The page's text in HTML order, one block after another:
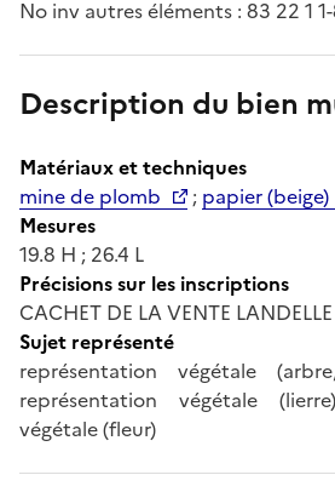
No inv autres éléments : 83 22 1
Description du bien
Matériaux et techniques
mine de plomb
; papier (beige)
Mesures
19.8 H ; 26.4 L
Précisions sur les inscriptions
CACHET DE LA VENTE LANDELLE
Sujet représenté
représentation végétale
représentation végétale
végétale (fleur)